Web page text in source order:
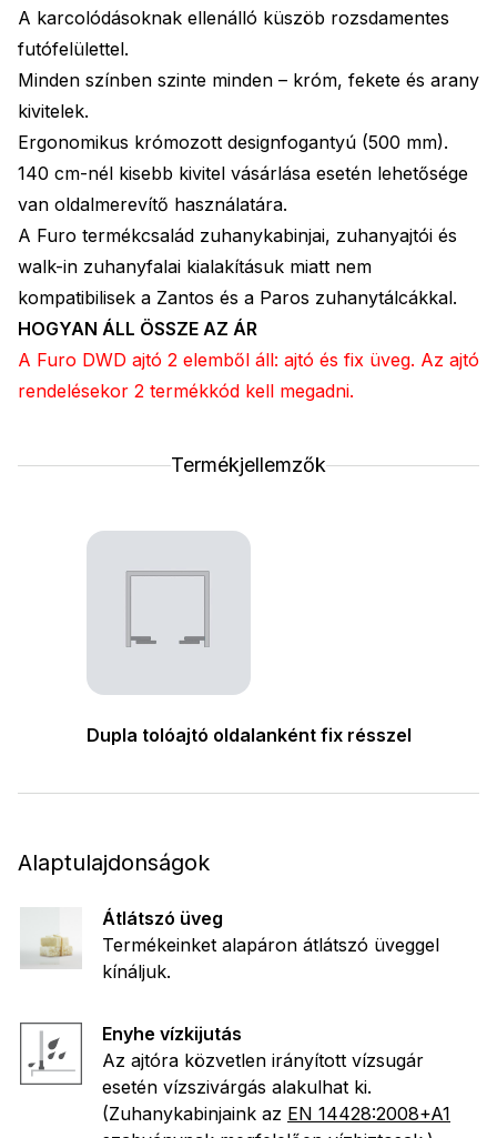
A karcolódásoknak ellenálló küszöb rozsdamentes
futófelülettel.
Minden színben szinte minden – króm, fekete és arany
kivitelek.
Ergonomikus krómozott designfogantyú (500 mm).
140 cm-nél kisebb kivitel vásárlása esetén lehetősége
van oldalme­revítő használatára.
A Furo termékcsalád zuhanykabinjai, zuhanyajtói és
walk-in zuhanyfalai kialakításuk miatt nem
kompatibilisek a Zantos és a Paros zuhanytálcákkal.
HOGYAN ÁLL ÖSSZE AZ ÁR
A Furo DWD ajtó 2 elemből áll: ajtó és fix üveg. Az ajtó
rendelésekor 2 termékkód kell megadni.
Termékjellemzők
Dupla tolóajtó oldalanként fix résszel
Alaptulajdonságok
Átlátszó üveg
Termékeinket alapáron átlátszó üveggel
kínáljuk.
Enyhe vízkijutás
Az ajtóra közvetlen irányított vízsugár
esetén vízszivárgás alakulhat ki.
(Zuhanykabinjaink az EN 14428:2008+A1